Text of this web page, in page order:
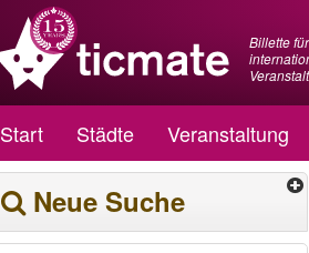
Billette für
Start Städte Veranstaltung
Neue Suche